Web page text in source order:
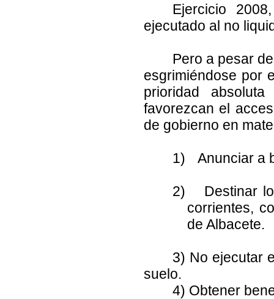
Ejercicio
ejecutado al no
Pero a pesar
esgrimiéndose por
prioridad
favorezcan el
de gobierno en
1) Anunciar a
2)
Destinar
corrientes,
de Albacete.
3) No ejecutar
suelo.
4) Obtener